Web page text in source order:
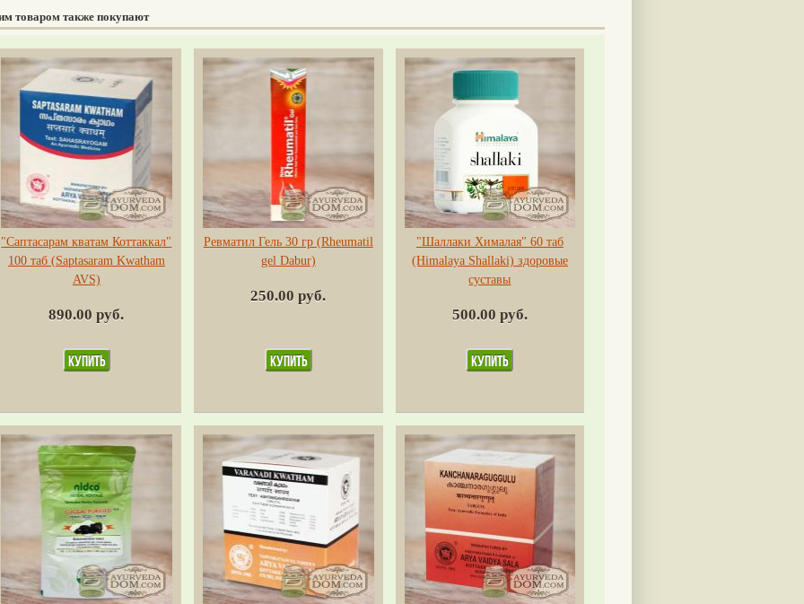
товаром также покупают
"Саптасарам кватам Коттаккал"
100 таб (Saptasaram Kwatham
AVS)
890.00 руб.
Ревматил Гель 30 гр (Rheumatil
gel Dabur)
250.00 руб.
"Шаллаки Хималая" 60 таб
(Himalaya Shallaki) здоровые
суставы
500.00 руб.